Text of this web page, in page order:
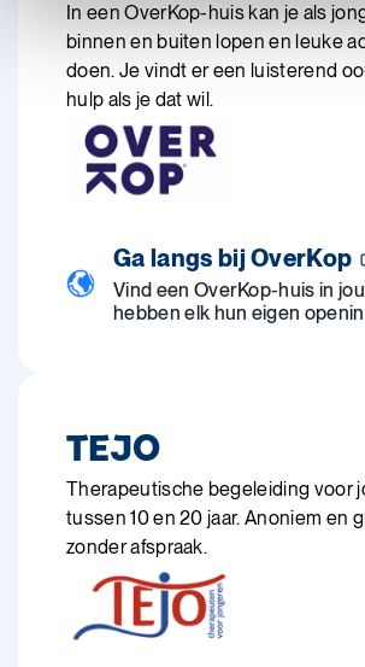
In een OverKop-huis kan je als
binnen en buiten lopen en leuke
doen. Je vindt er een luisterend
hulp als je dat wil.
Ga langs bij OverKop
Vind een OverKop-huis in
hebben elk hun eigen
TEJO
Therapeutische begeleiding voor
tussen 10 en 20 jaar. Anoniem en
zonder afspraak.